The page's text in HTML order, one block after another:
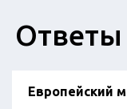
Ответы
Европейский